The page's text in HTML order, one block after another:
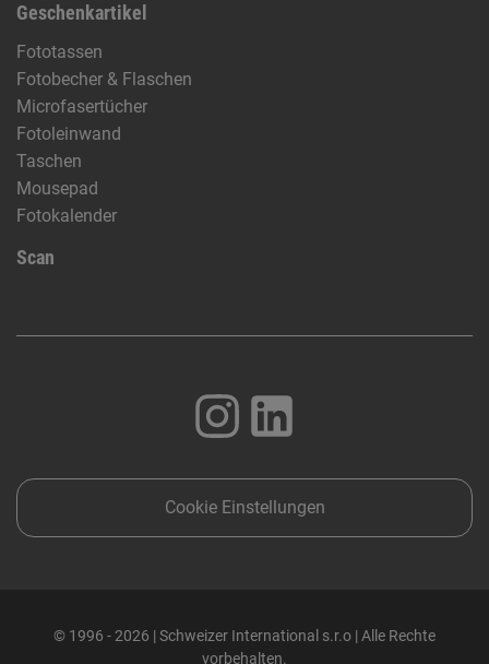
Geschenkartikel
Fototassen
Fotobecher & Flaschen
Microfasertücher
Fotoleinwand
Taschen
Mousepad
Fotokalender
Scan
Cookie Einstellungen
© 1996 - 2026 | Schweizer International s.r.o | Alle Rechte
vorbehalten.